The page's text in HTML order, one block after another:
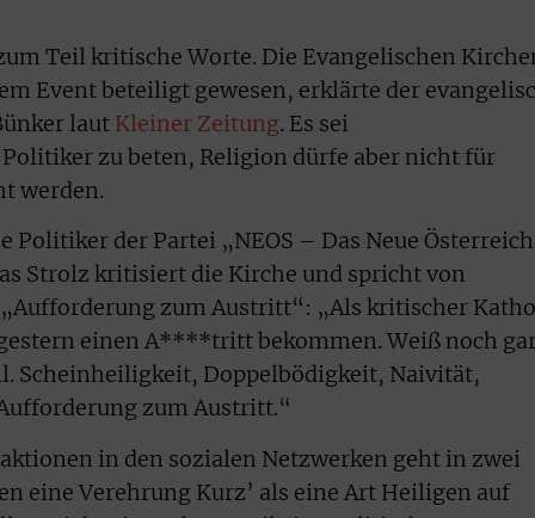
Teil kritische Worte. Die Evangelischen
Event beteiligt gewesen, erklärte der
laut Kleiner Zeitung. Es sei
zu beten, Religion dürfe aber nicht für
werden.
Politiker der Partei „NEOS – Das Neue Österreich
Strolz kritisiert die Kirche und spricht von
zum Austritt“: „Als kritischer
einen A****tritt bekommen. Weiß noch
Scheinheiligkeit, Doppelbödigkeit, Naivität,
zum Austritt.“
in den sozialen Netzwerken geht in zwei
eine Verehrung Kurz’ als eine Art Heiligen auf